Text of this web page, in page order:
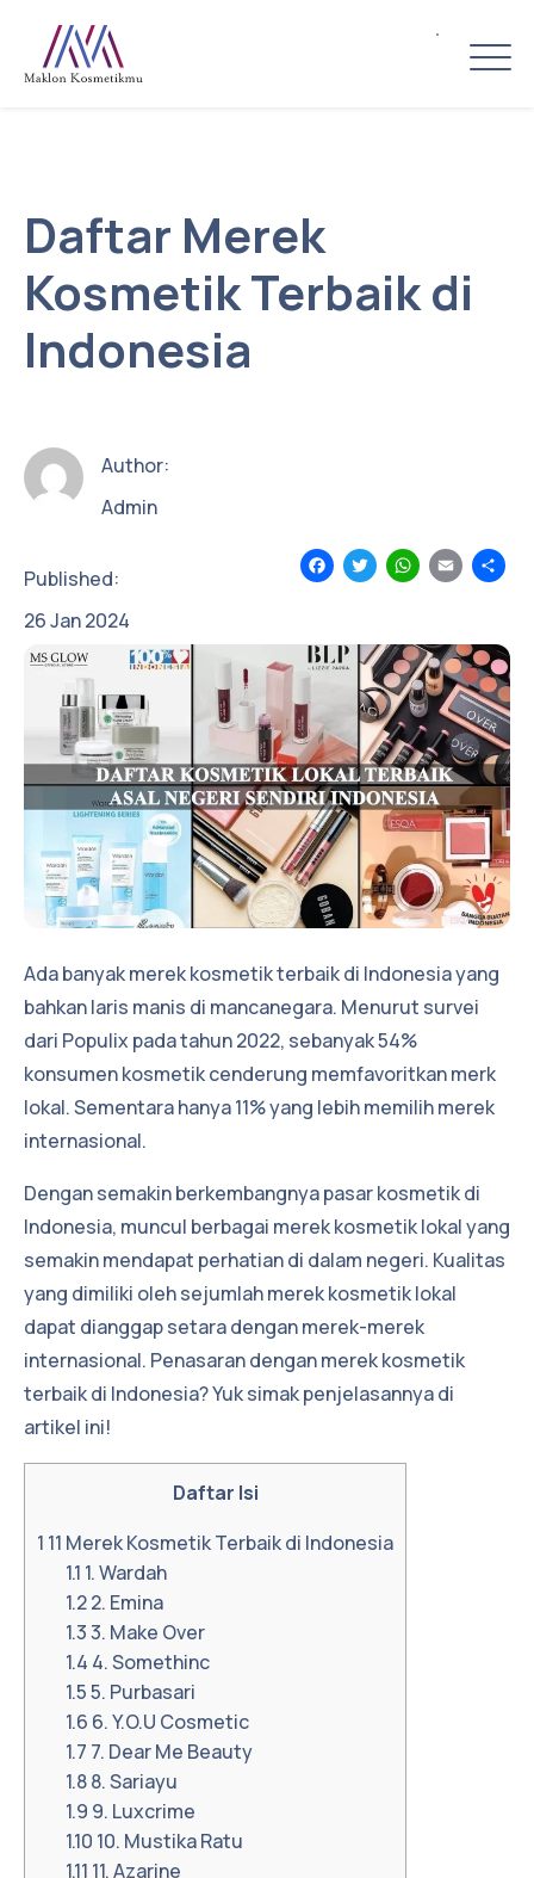
Daftar Merek
Kosmetik Terbaik di
Indonesia
Author:
Admin
Published:
26Jan2024
Facebook
TwitterWhatsApp
Email
Ada banyak merek kosmetik terbaik di Indonesia yang
bahkan laris manis di mancanegara. Menurut survei
dari Populix pada tahun 2022, sebanyak 54%
konsumen kosmetik cenderung memfavoritkan merk
lokal. Sementara hanya 11% yang lebih memilih merek
internasional.
Dengan semakin berkembangnya pasar kosmetik di
Indonesia, muncul berbagai merek kosmetik lokal yang
semakin mendapat perhatian di dalam negeri. Kualitas
yang dimiliki oleh sejumlah merek kosmetik lokal
dapat dianggap setara dengan merek-merek
internasional. Penasaran dengan merek kosmetik
terbaik di Indonesia? Yuk simak penjelasannya di
artikel ini!
Daftar Isi
1 11 Merek Kosmetik Terbaik di Indonesia
1.1 1. Wardah
1.22. Emina
1.33. Make Over
1.4 4. Somethinc
1.55. Purbasari
1.6 6. Y.O.U Cosmetic
1.7 7. Dear Me Beauty
1.88. Sariayu
1.9 9. Luxcrime
1.10 10. Mustika Ratu
1.11 11. Azarine